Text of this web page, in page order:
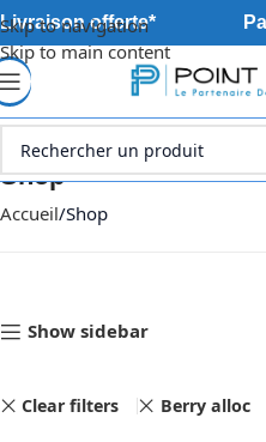
Skip to navigation
Skip to main content
Livraison offerte*
Shop
Accueil Shop
Show sidebar
Clear filters Berry alloc